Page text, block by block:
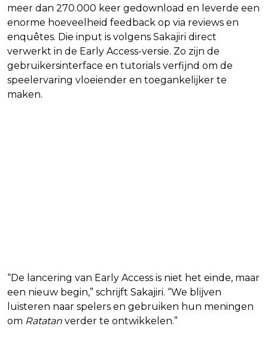
meer dan 270.000 keer gedownload en leverde een
enorme hoeveelheid feedback op via reviews en
enquêtes. Die input is volgens Sakajiri direct
verwerkt in de Early Access-versie. Zo zijn de
gebruikersinterface en tutorials verfijnd om de
speelervaring vloeiender en toegankelijker te
maken.
“De lancering van Early Access is niet het einde, maar
een nieuw begin,” schrijft Sakajiri. “We blijven
luisteren naar spelers en gebruiken hun meningen
om Ratatan verder te ontwikkelen.”